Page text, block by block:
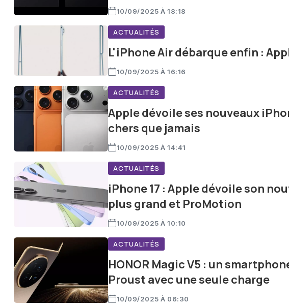
10/09/2025 À 18:18
ACTUALITÉS
L'iPhone Air débarque enfin :
10/09/2025 À 16:16
ACTUALITÉS
Apple dévoile ses nouveaux
chers que jamais
10/09/2025 À 14:41
ACTUALITÉS
iPhone 17 : Apple dévoile son
plus grand et ProMotion
10/09/2025 À 10:10
ACTUALITÉS
HONOR Magic V5 : un
Proust avec une seule charge
10/09/2025 À 06:30